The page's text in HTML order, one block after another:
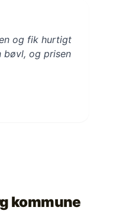
og fik hurtigt
bøvl, og prisen
kommune